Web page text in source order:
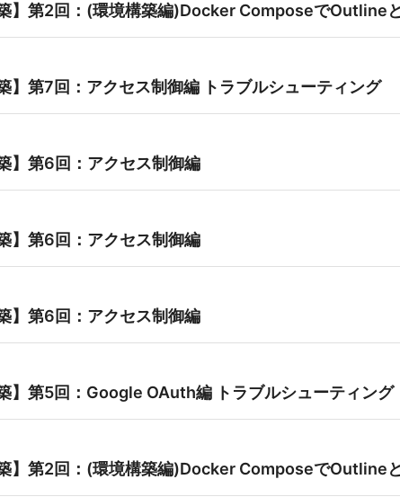
】第2回：(環境構築編)Docker ComposeでOutline
】第7回：アクセス制御編 トラブルシューティング
】第6回：アクセス制御編
】第6回：アクセス制御編
】第6回：アクセス制御編
】第5回：Google OAuth編 トラブルシューティング
】第2回：(環境構築編)Docker ComposeでOutline